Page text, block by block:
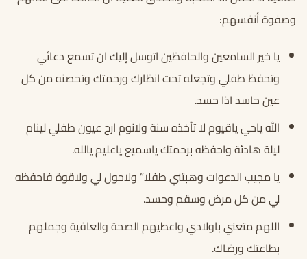
وصفوة أنفسهم:
يا خير السامعين والحافظين اتوسل إليك ان تسمع دعائي
وتحفظ طفلي وتجعله تحت انظارك ورحمتك وتحصنه من كل
عين حاسد اذا حسد.
الله ياحي ياقيوم لا تأخذه سنة ولانوم ارح عيون طفلي لينام
ليلة هادئة واحفظه برحمتك ياسميع ياعليم يالله.
يا مجيب الدعوات وهبتني طفلا” ولاحول لي ولاقوة فاحفظه
لي من كل مرض وسقم وحسد.
اللهم متعني باولادي واعطيهم الصحة والعافية وجملهم
بطاعتك ورضاك.